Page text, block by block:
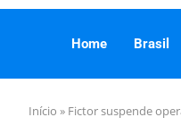
Home Brasil
Início » Fictor suspende